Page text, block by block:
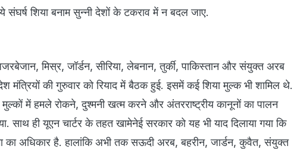
शिया बनाम सुन्नी देशों के टकराव में न बदल जाए.
मिस्र, जॉर्डन, सीरिया, लेबनान, तुर्की, पाकिस्तान और संयुक्त अरब
मंत्रियों की गुरुवार को रियाद में बैठक हुई. इसमें कई शिया मुल्क भी शामिल थे.
में हमले रोकने, दुश्मनी खत्म करने और अंतरराष्ट्रीय कानूनों का पालन
साथ ही यूएन चार्टर के तहत खामेनेई सरकार को यह भी याद दिलाया गया कि
का अधिकार है. हालांकि अभी तक सऊदी अरब, बहरीन, जार्डन, कुवैत, संयुक्त